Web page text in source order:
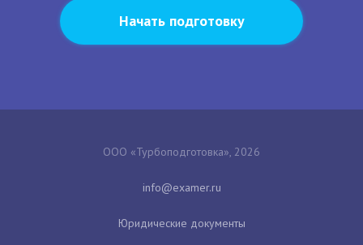
Начать подготовку
ООО «Турбоподготовка», 2026
Юридические документы